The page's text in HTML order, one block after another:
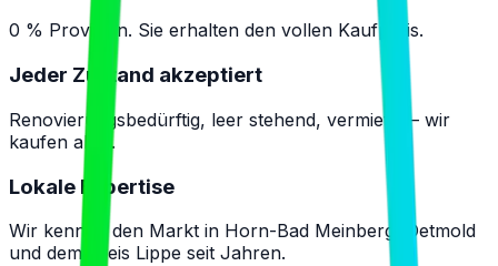
0 % Provision. Sie erhalten den vollen Kaufpreis.
Jeder Zustand akzeptiert
Renovierungsbedürftig, leer stehend, vermietet – wir
kaufen alles.
Lokale Expertise
Wir kennen den Markt in Horn-Bad Meinberg, Detmold
und dem Kreis Lippe seit Jahren.